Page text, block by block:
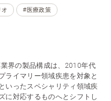
#医療政策
界の製品構成は、2010年代
ライマリー領域疾患を対象と
いったスペシャリティ領域疾
に対応するものへとシフトし